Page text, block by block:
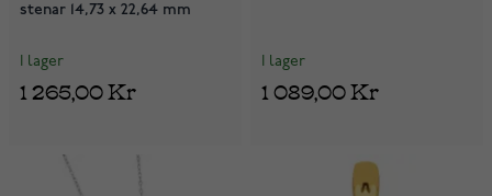
stenar 14,73 x 22,64 mm
I lager
1 265,00 Kr
I lager
1 089,00 Kr